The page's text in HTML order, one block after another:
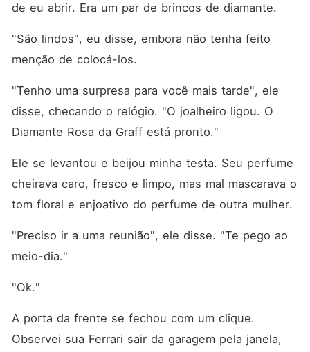
de eu abrir. Era um par de brincos de diamante.
"São lindos", eu disse, embora não tenha feito
menção de colocá-los.
"Tenho uma surpresa para você mais tarde", ele
disse, checando o relógio. "O joalheiro ligou. O
Diamante Rosa da Graff está pronto."
Ele se levantou e beijou minha testa. Seu perfume
cheirava caro, fresco e limpo, mas mal mascarava o
tom floral e enjoativo do perfume de outra mulher.
"Preciso ir a uma reunião", ele disse. "Te pego ao
meio-dia."
"Ok."
A porta da frente se fechou com um clique.
Observei sua Ferrari sair da garagem pela janela,